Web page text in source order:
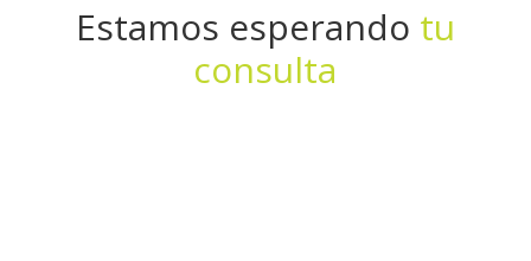
Estamos esperando tu
consulta